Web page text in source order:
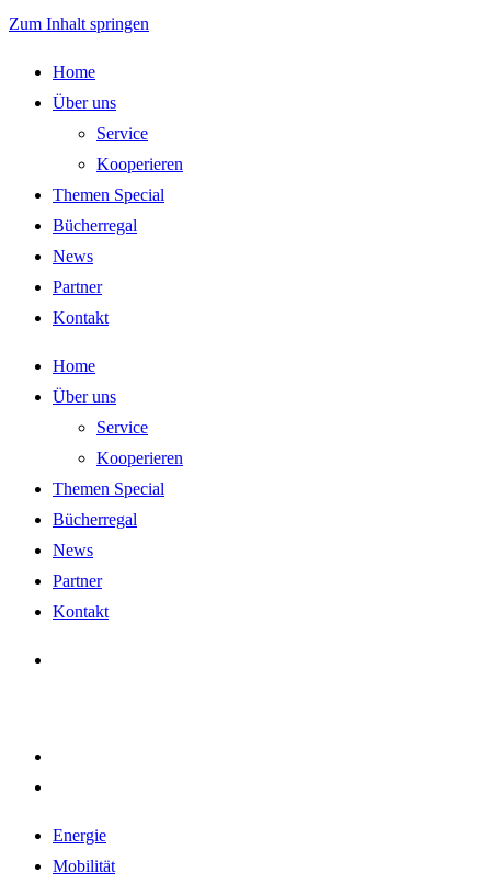
Zum Inhalt springen
Home
Über uns
Service
Kooperieren
Themen Special
Bücherregal
News
Partner
Kontakt
Home
Über uns
Service
Kooperieren
Themen Special
Bücherregal
News
Partner
Kontakt
Energie
Mobilität